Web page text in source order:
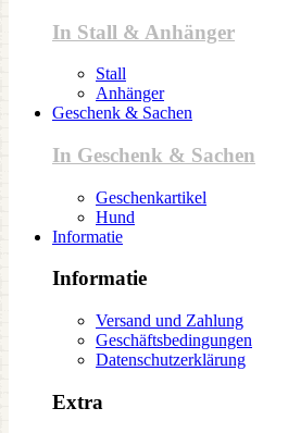
In Stall & Anhänger
Stall
Anhänger
Geschenk & Sachen
In Geschenk & Sachen
Geschenkartikel
Hund
Informatie
Informatie
Versand und Zahlung
Geschäftsbedingungen
Datenschutzerklärung
Extra